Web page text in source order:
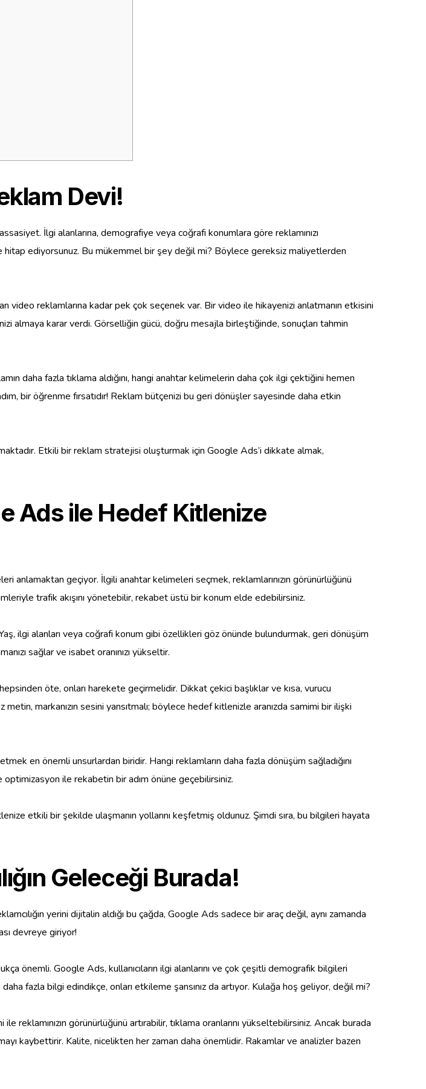
Devi!
İlgi alanlarına, demografiye veya coğrafi konumlara göre reklamınızı
ediyorsunuz. Bu mükemmel bir şey değil mi? Böylece gereksiz maliyetlerden
video reklamlarına kadar pek çok seçenek var. Bir video ile hikayenizi anlatmanın etkisini
almaya karar verdi. Görselliğin gücü, doğru mesajla birleştiğinde, sonuçları tahmin
daha fazla tıklama aldığını, hangi anahtar kelimelerin daha çok ilgi çektiğini hemen
bir öğrenme fırsatıdır! Reklam bütçenizi bu geri dönüşler sayesinde daha etkin
Etkili bir reklam stratejisi oluşturmak için Google Ads’i dikkate almak,
Ads ile Hedef Kitlenize
anlamaktan geçiyor. İlgili anahtar kelimeleri seçmek, reklamlarınızın görünürlüğünü
trafik akışını yönetebilir, rekabet üstü bir konum elde edebilirsiniz.
ilgi alanları veya coğrafi konum gibi özellikleri göz önünde bulundurmak, geri dönüşüm
sağlar ve isabet oranınızı yükseltir.
öte, onları harekete geçirmelidir. Dikkat çekici başlıklar ve kısa, vurucu
markanızın sesini yansıtmalı; böylece hedef kitlenizle aranızda samimi bir ilişki
en önemli unsurlardan biridir. Hangi reklamların daha fazla dönüşüm sağladığını
ile rekabetin bir adım önüne geçebilirsiniz.
etkili bir şekilde ulaşmanın yollarını keşfetmiş oldunuz. Şimdi sıra, bu bilgileri hayata
Geleceği Burada!
yerini dijitalin aldığı bu çağda, Google Ads sadece bir araç değil, aynı zamanda
devreye giriyor!
önemli. Google Ads, kullanıcıların ilgi alanlarını ve çok çeşitli demografik bilgileri
fazla bilgi edindikçe, onları etkileme şansınız da artıyor. Kulağa hoş geliyor, değil mi?
görünürlüğünü artırabilir, tıklama oranlarını yükseltebilirsiniz. Ancak burada
kaybettirir. Kalite, nicelikten her zaman daha önemlidir. Rakamlar ve analizler bazen